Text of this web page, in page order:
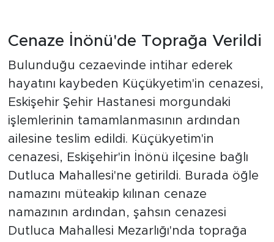
Cenaze İnönü'de Toprağa Verildi
Bulunduğu cezaevinde intihar ederek
hayatını kaybeden Küçükyetim'in cenazesi,
Eskişehir Şehir Hastanesi morgundaki
işlemlerinin tamamlanmasının ardından
ailesine teslim edildi. Küçükyetim'in
cenazesi, Eskişehir'in İnönü ilçesine bağlı
Dutluca Mahallesi'ne getirildi. Burada öğle
namazını müteakip kılınan cenaze
namazının ardından, şahsın cenazesi
Dutluca Mahallesi Mezarlığı'nda toprağa